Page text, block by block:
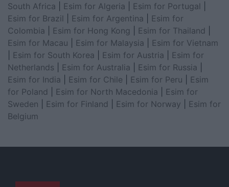
South Africa
Esim for Algeria Esim for Portugal
Esim for Brazil
Esim for Argentina
Esim for
Colombia
Esim for Hong Kong Esim for Thailand
Esim for Macau
Esim for Malaysia
Esim for Vietnam
Esim for South Korea Esim for Austria
Esim for
Netherlands
Esim for Australia Esim for Russia
Esim for India
Esim for Chile Esim for Peru
Esim
for Poland
Esim for North Macedonia
Esim for
Sweden
Esim for Finland Esim for Norway
Esim for
Belgium